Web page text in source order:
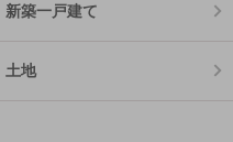
新築一戸建て
土地